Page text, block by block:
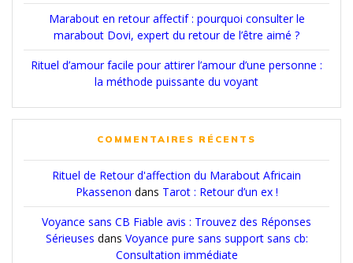
Marabout en retour affectif : pourquoi consulter le
marabout Dovi, expert du retour de l’être aimé ?
Rituel d’amour facile pour attirer l’amour d’une personne :
la méthode puissante du voyant
COMMENTAIRES RÉCENTS
Rituel de Retour d'affection du Marabout Africain
Pkassenon dans Tarot : Retour d’un ex !
Voyance sans CB Fiable avis : Trouvez des Réponses
Sérieuses dans Voyance pure sans support sans cb:
Consultation immédiate